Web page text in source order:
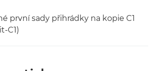
první sady přihrádky na kopie C1
C1)